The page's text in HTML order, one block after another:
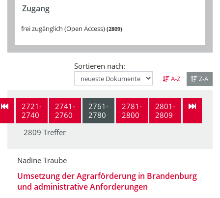
Zugang
frei zugänglich (Open Access) 2809
Sortieren nach:
A-Z Z-A
2721-
2740
2741-
2760
2761-
2780
2781-
2800
2801-
2809
2809 Treffer
Nadine Traube
Umsetzung der Agrarförderung in Brandenburg
und administrative Anforderungen